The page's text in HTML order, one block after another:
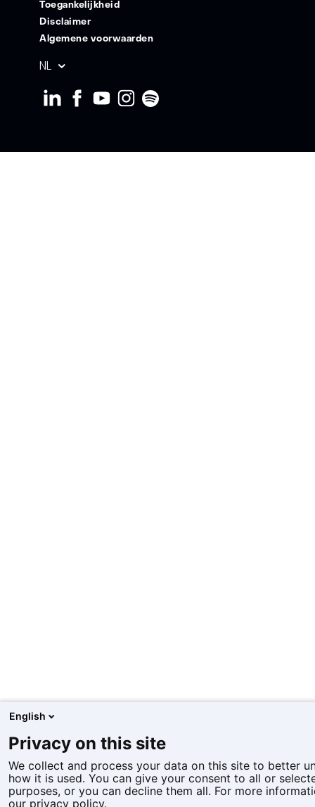
Toegankelijkheid
Disclaimer
Algemene voorwaarden
NL
English
Privacy on this site
We collect and process your data on this site to better
how it is used. You can give your consent to all or
purposes, or you can decline them all. For more
our privacy policy.